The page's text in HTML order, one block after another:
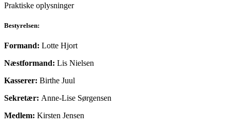
Praktiske oplysninger
Bestyrelsen:
Formand: Lotte Hjort
Næstformand: Lis Nielsen
Kasserer: Birthe Juul
Sekretær: Anne-Lise Sørgensen
Medlem: Kirsten Jensen